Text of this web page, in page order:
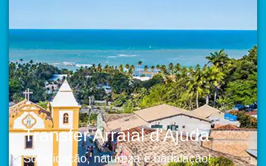
Transfer Arraial d'Ajuda
Sofisticação, natureza e badalação!